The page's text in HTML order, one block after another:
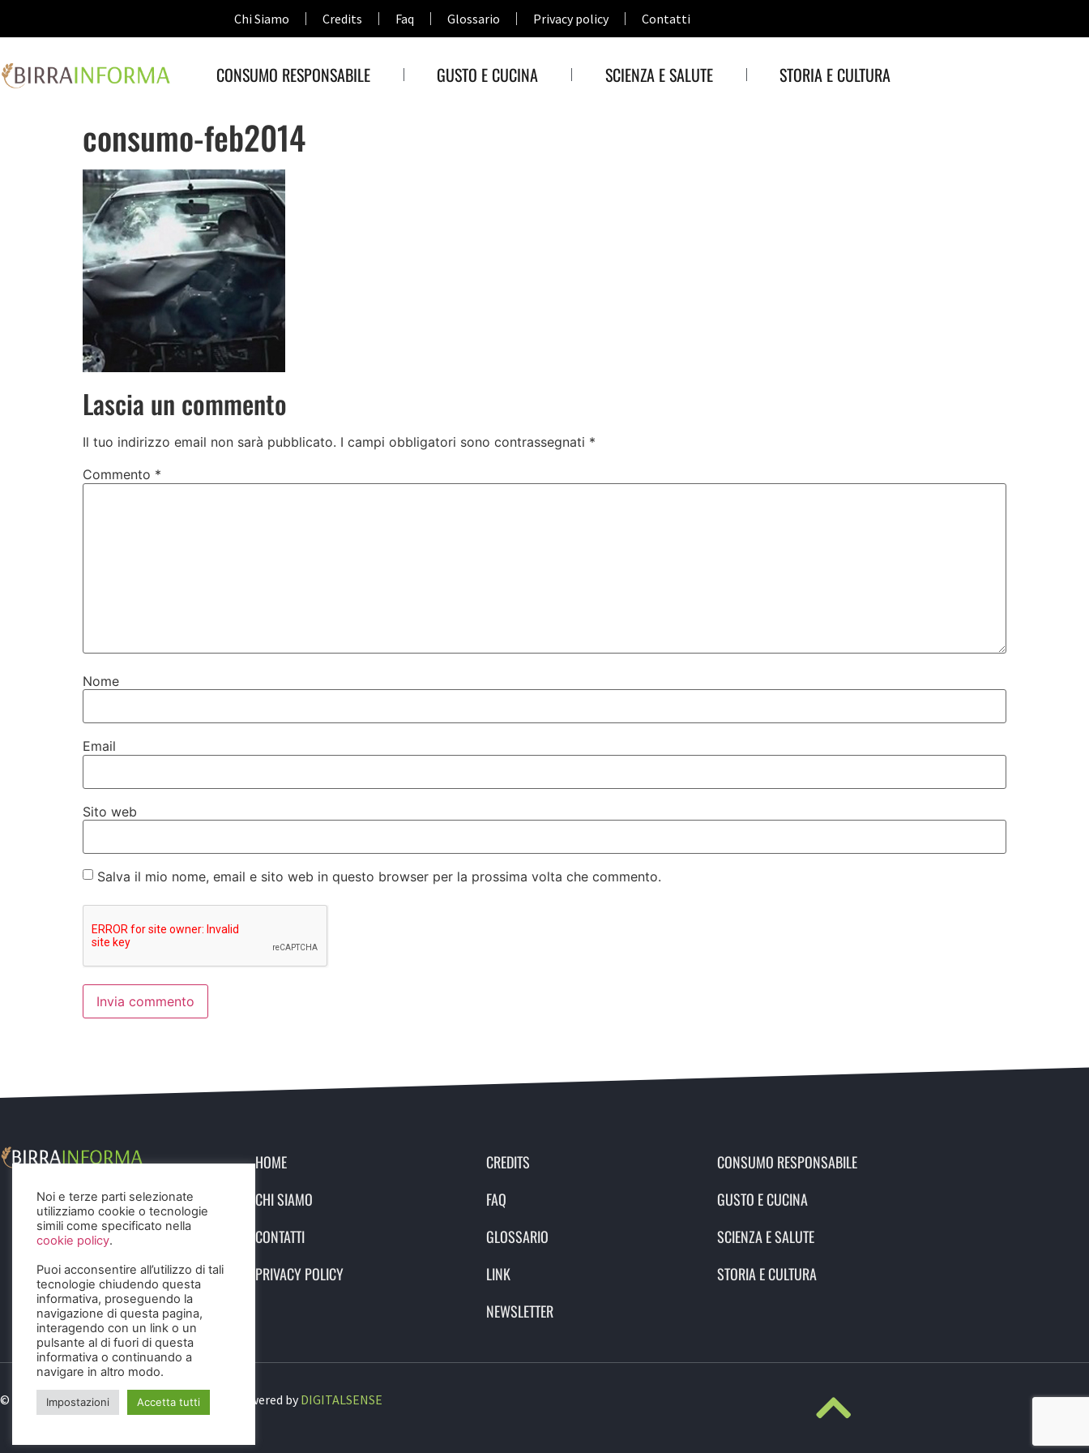
Chi Siamo Credits Faq Glossario Privacy policy Contatti
CONSUMO RESPONSABILE GUSTO E CUCINA SCIENZA E SALUTE STORIA E CULTURA
consumo-feb2014
Lascia un commento
Il tuo indirizzo email non sarà pubblicato. I campi obbligatori sono contrassegnati *
Commento *
Nome
Email
Sito web
Salva il mio nome, email e sito web in questo browser per la prossima volta che commento.
HOME
CHI SIAMO
CONTATTI
PRIVACY POLICY
CREDITS
FAQ
GLOSSARIO
LINK
NEWSLETTER
CONSUMO RESPONSABILE
GUSTO E CUCINA
SCIENZA E SALUTE
STORIA E CULTURA
© 2023 Birra Informa. All Rights Reserved. Powered byDIGITALSENSE
Noi e terze parti selezionate
utilizziamo cookie o tecnologie
simili come specificato nella
cookie policy.
Puoi acconsentire all’utilizzo di tali
tecnologie chiudendo questa
informativa, proseguendo la
navigazione di questa pagina,
interagendo con un link o un
pulsante al di fuori di questa
informativa o continuando a
navigare in altro modo.
Impostazioni Accetta tutti